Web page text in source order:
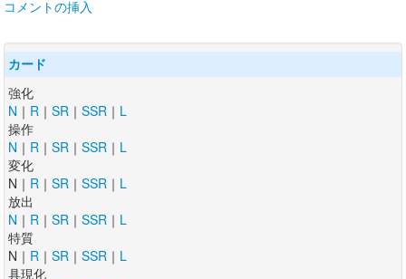
コメントの挿入
カード
強化
N ｜ R ｜ SR ｜ SSR ｜ L
操作
N ｜ R ｜ SR ｜ SSR ｜ L
変化
N｜ R ｜ SR ｜ SSR ｜ L
放出
N ｜ R ｜ SR ｜ SSR ｜ L
特質
N｜ R ｜ SR ｜ SSR ｜ L
具現化